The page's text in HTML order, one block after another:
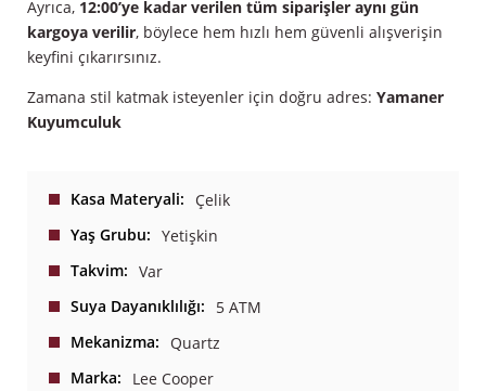
Ayrıca, 12:00’ye kadar verilen tüm siparişler aynı gün
kargoya verilir, böylece hem hızlı hem güvenli alışverişin
keyfini çıkarırsınız.
Zamana stil katmak isteyenler için doğru adres: Yamaner
Kuyumculuk
Kasa Materyali
Çelik
Yaş Grubu
Yetişkin
Takvim
Var
Suya Dayanıklılığı
5 ATM
Mekanizma
Quartz
Marka
Lee Cooper